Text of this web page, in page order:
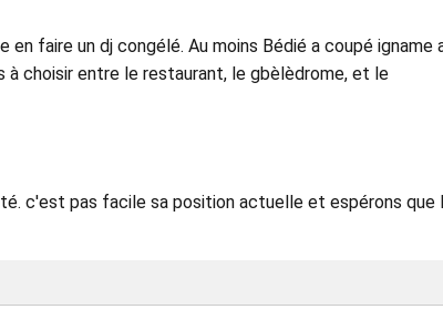
faire un dj congélé. Au moins Bédié a coupé igname
à choisir entre le restaurant, le gbèlèdrome, et le
c'est pas facile sa position actuelle et espérons que